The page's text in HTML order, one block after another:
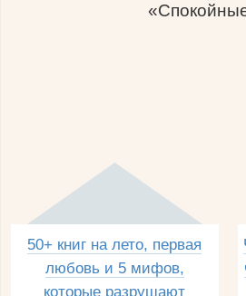
50+ книг на лето, первая
любовь и 5 мифов,
которые разрушают